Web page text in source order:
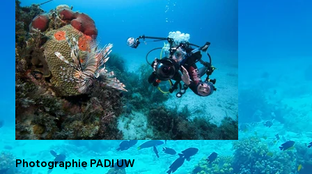
Photographie PADI UW